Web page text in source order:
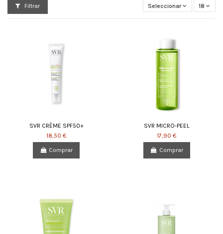
Filtrar Seleccionar 18
SVR CRÈME SPF50+
18,50 €
Comprar
SVR MICRO-PEEL
17,90 €
Comprar